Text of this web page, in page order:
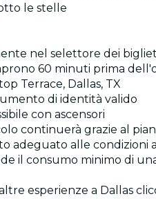
le stelle
nel selettore dei
60 minuti prima
Terrace, Dallas, TX
di identità valido
con ascensori
continuerà grazie al
adeguato alle condizioni
il consumo minimo di
esperienze a Dallas